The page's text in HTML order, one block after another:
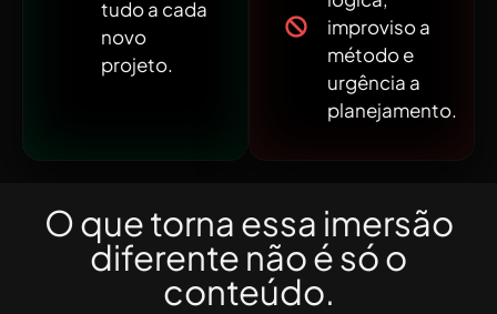
tudo a cada
novo
projeto.
improviso a
método e
urgência a
planejamento.
O que torna essa imersão
diferente não é só o
conteúdo.